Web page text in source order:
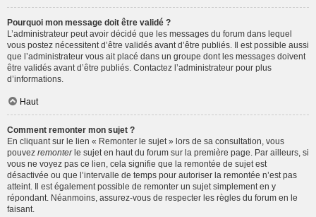
Pourquoi mon message doit être validé ?
L’administrateur peut avoir décidé que les messages du forum dans lequel
vous postez nécessitent d’être validés avant d’être publiés. Il est possible aussi
que l’administrateur vous ait placé dans un groupe dont les messages doivent
être validés avant d’être publiés. Contactez l’administrateur pour plus
d’informations.
Haut
Comment remonter mon sujet ?
En cliquant sur le lien « Remonter le sujet » lors de sa consultation, vous
pouvez remonterle sujet en haut du forum sur la première page. Par ailleurs, si
vous ne voyez pas ce lien, cela signifie que la remontée de sujet est
désactivée ou que l’intervalle de temps pour autoriser la remontée n’est pas
atteint. Il est également possible de remonter un sujet simplement en y
répondant. Néanmoins, assurez-vous de respecter les règles du forum en le
faisant.